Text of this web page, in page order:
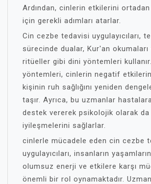
Ardından, cinlerin etkilerini ortadan
için gerekli adımları atarlar.
Cin cezbe tedavisi uygulayıcıları,
sürecinde dualar, Kur'an okumaları
ritüeller gibi dini yöntemleri
yöntemleri, cinlerin negatif
kişinin ruh sağlığını yeniden
taşır. Ayrıca, bu uzmanlar
destek vererek psikolojik olarak da
iyileşmelerini sağlarlar.
cinlerle mücadele eden cin cezbe
uygulayıcıları, insanların
olumsuz enerji ve etkilere karşı
önemli bir rol oynamaktadır.